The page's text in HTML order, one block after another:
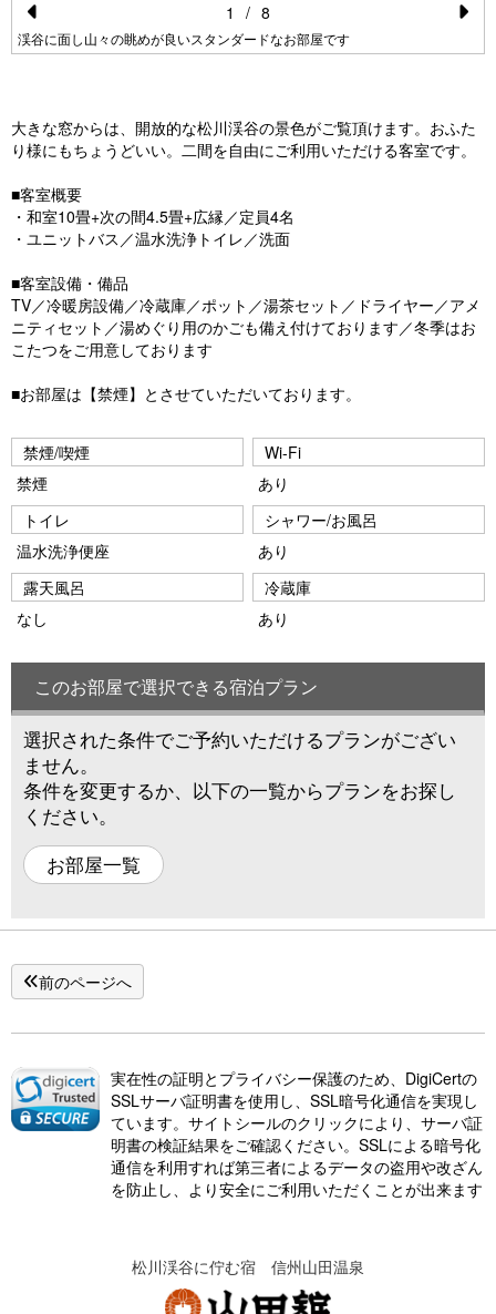
Pr
o
s
渓谷に面し山々の眺めが良いスタンダードなお部屋です
1 / 8
大きな窓からは、開放的な松川渓谷の景色がご覧頂けます。おふた
り様にもちょうどいい。二間を自由にご利用いただける客室です。
■客室概要
・和室10畳+次の間4.5畳+広縁／定員4名
・ユニットバス／温水洗浄トイレ／洗面
■客室設備・備品
TV／冷暖房設備／冷蔵庫／ポット／湯茶セット／ドライヤー／アメ
ニティセット／湯めぐり用のかごも備え付けております／冬季はお
こたつをご用意しております
■お部屋は【禁煙】とさせていただいております。
禁煙/喫煙
禁煙
Wi-Fi
あり
トイレ
温水洗浄便座
シャワー/お風呂
あり
露天風呂
なし
冷蔵庫
あり
このお部屋で選択できる宿泊プラン
選択された条件でご予約いただけるプランがござい
ません。
条件を変更するか、以下の一覧からプランをお探し
ください。
お部屋一覧
前のページへ
実在性の証明とプライバシー保護のため、DigiCertの
SSLサーバ証明書を使用し、SSL暗号化通信を実現し
ています。サイトシールのクリックにより、サーバ証
明書の検証結果をご確認ください。SSLによる暗号化
通信を利用すれば第三者によるデータの盗用や改ざん
を防止し、より安全にご利用いただくことが出来ます
松川渓谷に佇む宿 信州山田温泉